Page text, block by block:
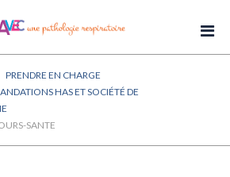
PRENDRE EN CHARGE
HAS ET SOCIÉTÉ DE
SANTE